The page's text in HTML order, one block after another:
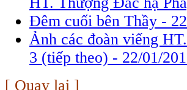
Đêm cuối bên Thầy -
Ảnh các đoàn viếng
3 (tiếp theo) - 22/01/
[ Quay lại ]